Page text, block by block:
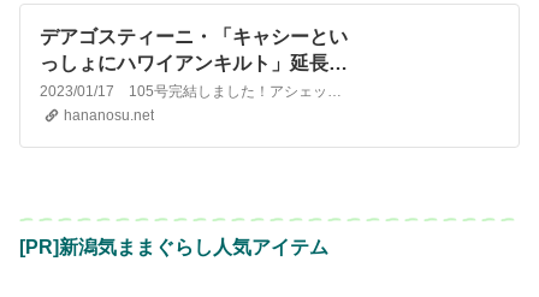
デアゴスティーニ・「キャシーとい
っしょにハワイアンキルト」延長決
定！
2023/01/17 105号完結しました！アシェットでホワイトキルトが始まってます！かわいい刺しゅうに続き「キャシーといっしょにハワイアンキルト」延長決定です！「キャシーといっしょにハワイアンキルト」は第81号〜第105号までの新シリーズ...
hananosu.net
[PR]新潟気ままぐらし人気アイテム